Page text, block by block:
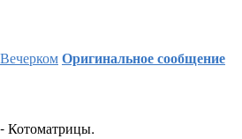
ВечеркомОригинальное сообщение
Котоматрицы.